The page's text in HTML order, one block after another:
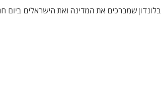
בלונדון שמברכים את המדינה ואת הישראלים ביום